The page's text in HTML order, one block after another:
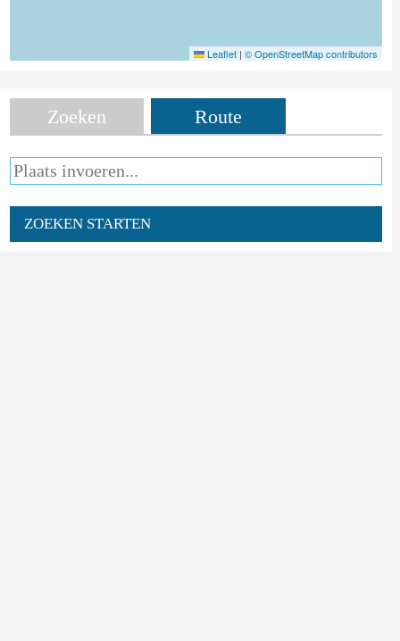
Leaflet | © OpenStreetMap contributors
Zoeken Route
ZOEKEN STARTEN